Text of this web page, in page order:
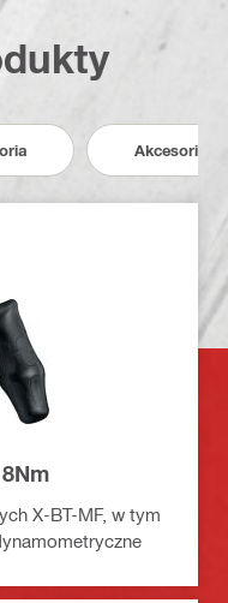
Akcesoria
X-BT-MF, w tym